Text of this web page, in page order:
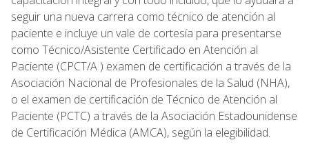
seguir una nueva carrera como técnico de atención al
paciente e incluye un vale de cortesía para presentarse
como Técnico/Asistente Certificado en Atención al
Paciente (CPCT/A ) examen de certificación a través de la
Asociación Nacional de Profesionales de la Salud (NHA),
o el examen de certificación de Técnico de Atención al
Paciente (PCTC) a través de la Asociación Estadounidense
de Certificación Médica (AMCA), según la elegibilidad.